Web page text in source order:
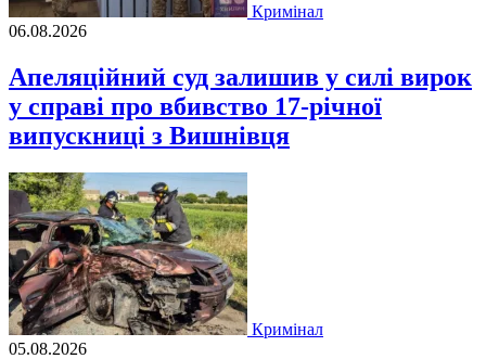
Кримінал
06.08.2026
Апеляційний суд залишив у силі вирок
у справі про вбивство 17-річної
випускниці з Вишнівця
Кримінал
05.08.2026